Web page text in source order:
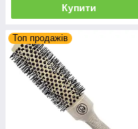
Купити
Топ продажів